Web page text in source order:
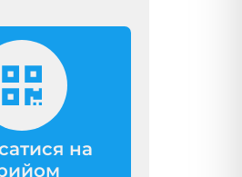
на